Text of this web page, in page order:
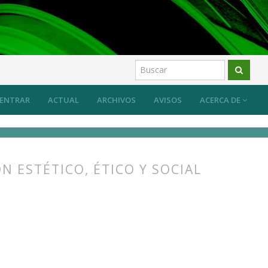
ACTUAL ARCHIVOS AVISOS ACERCA DE
ENTRAR
ESTÉTICO, ÉTICO Y SOCIAL